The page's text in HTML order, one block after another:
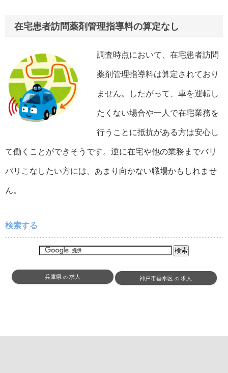
在宅患者訪問薬剤管理指導料の算定なし
調査時点において、在宅患者訪問
薬剤管理指導料は算定されており
ません。したがって、車を運転し
たくない場合や一人で在宅業務を
行うことに抵抗がある方は安心し
て働くことができそうです。逆に在宅や他の業務までバリ
バリこなしたい方には、あまり向かない職場かもしれませ
ん。
検索する
兵庫県の 求人 神戸市垂水区 の 求人